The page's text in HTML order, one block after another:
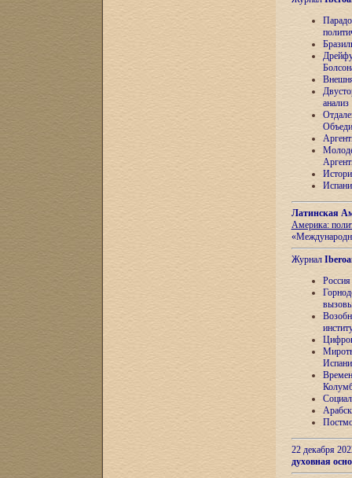
анализ
Латинская
Америка:
Журнал
22 декабря
духовная